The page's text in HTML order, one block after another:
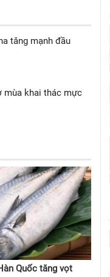
tăng mạnh đầu
mùa khai thác mực
Quốc tăng vọt